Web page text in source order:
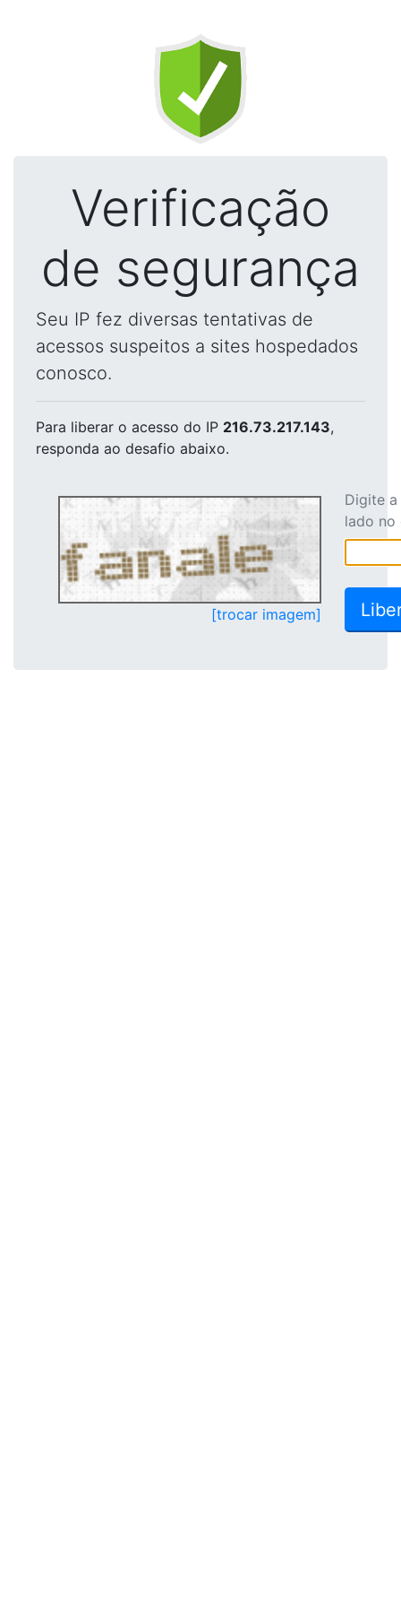
Verificação
de segurança
Seu IP fez diversas tentativas de
acessos suspeitos a sites hospedados
conosco.
Para liberar o acesso do IP 216.73.217.143,
responda ao desafio abaixo.
[trocar imagem]
Digite
lado no